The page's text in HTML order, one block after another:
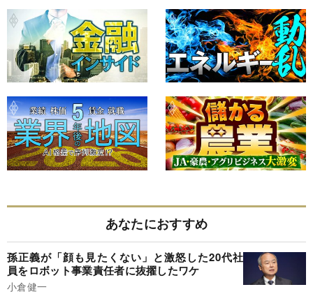
あなたにおすすめ
孫正義が「顔も見たくない」と激怒した20代社
員をロボット事業責任者に抜擢したワケ
小倉健一